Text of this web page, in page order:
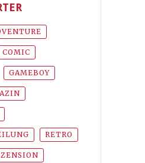
COMIC
GAMEBOY
RETRO